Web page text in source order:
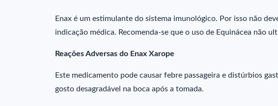
Enax é um estimulante do sistema imunológico. Por isso não
indicação médica. Recomenda-se que o uso de Equinácea não
Reações Adversas do Enax Xarope
Este medicamento pode causar febre passageira e distúrbios
gosto desagradável na boca após a tomada.